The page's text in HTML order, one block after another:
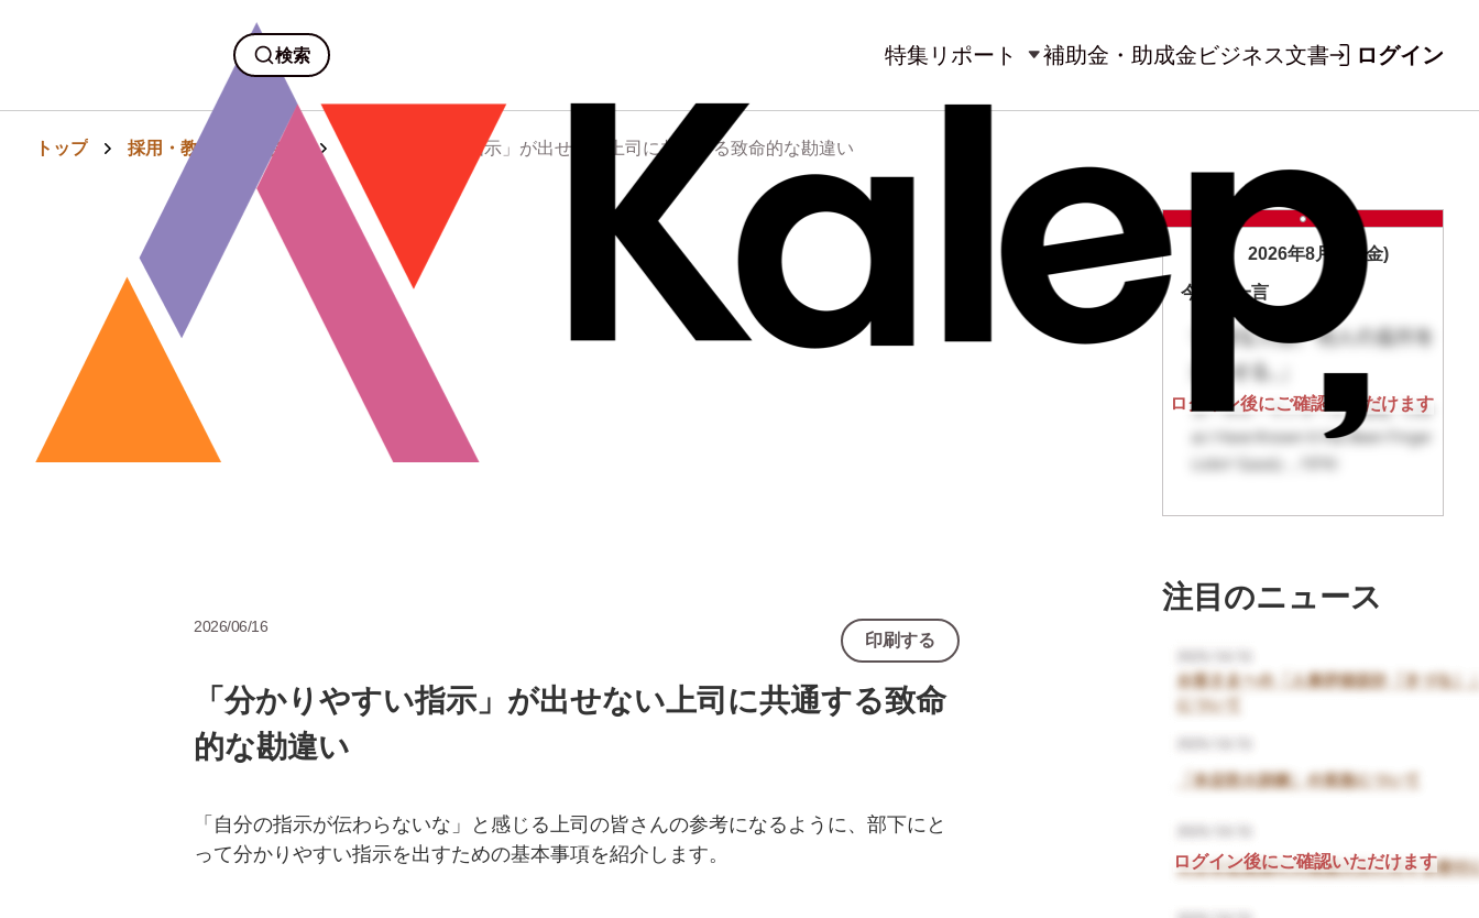
検索 特集 リポート 補助金・助成金ビジネス文書 ログイン
トップ 採用・教育・人事労務 「分かりやすい指示」が出せない上司に共通する致命的な勘違い
2026/06/16
印刷する
「分かりやすい指示」が出せない上司に共通する致命
的な勘違い
「自分の指示が伝わらないな」と感じる上司の皆さんの参考になるように、部下にと
って分かりやすい指示を出すための基本事項を紹介します。
2026年8月7日(金)
今日の一言
ログイン後にご確認いただけます
注目のニュース
ログイン後にご確認いただけます